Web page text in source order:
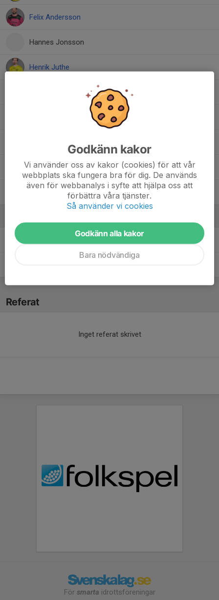
Felix Andersson
Hannes Jonsson
Henrik Juthe
Ossian Dehlin, P16
Samuel Andreén
Målvaktstränare
Referat
Inget referat skrivet
För smarta idrottsföreningar
Godkänn kakor
Vi använder oss av kakor (cookies) för att vår
webbplats ska fungera bra för dig. De används
även för webbanalys i syfte att hjälpa oss att
förbättra våra tjänster.
Så använder vi cookies
Godkänn alla kakor
Bara nödvändiga